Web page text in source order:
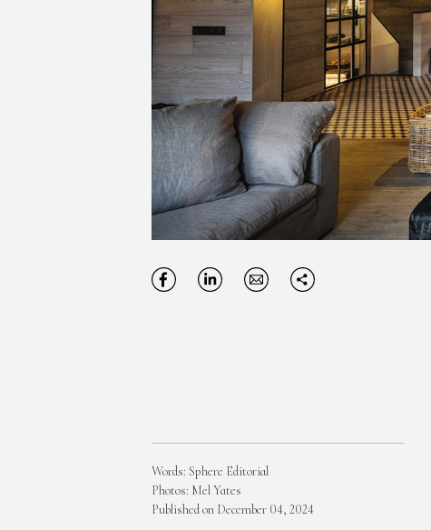
Words: Sphere Editorial
Photos: Mel Yates
Published on December 04, 2024